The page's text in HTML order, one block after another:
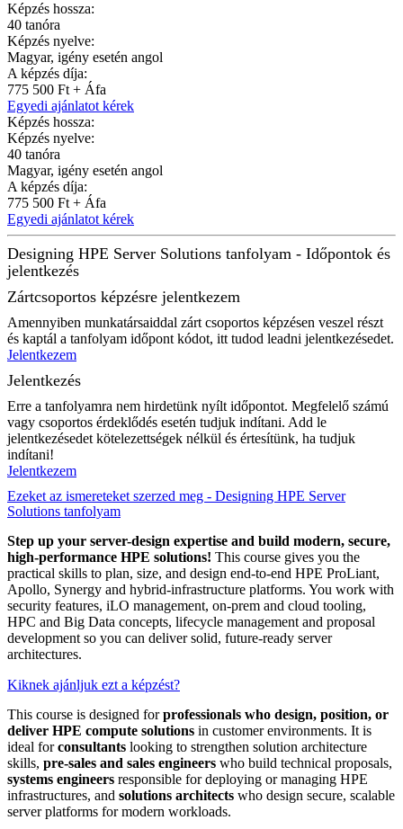
Képzés hossza:
40 tanóra
Képzés nyelve:
Magyar, igény esetén angol
A képzés díja:
775 500 Ft + Áfa
Egyedi ajánlatot kérek
Képzés hossza:
Képzés nyelve:
40 tanóra
Magyar, igény esetén angol
A képzés díja:
775 500 Ft + Áfa
Egyedi ajánlatot kérek
Designing HPE Server Solutions tanfolyam - Időpontok és
jelentkezés
Zártcsoportos képzésre jelentkezem
Amennyiben munkatársaiddal zárt csoportos képzésen veszel részt
és kaptál a tanfolyam időpont kódot, itt tudod leadni jelentkezésedet.
Jelentkezem
Jelentkezés
Erre a tanfolyamra nem hirdetünk nyílt időpontot. Megfelelő számú
vagy csoportos érdeklődés esetén tudjuk indítani. Add le
jelentkezésedet kötelezettségek nélkül és értesítünk, ha tudjuk
indítani!
Jelentkezem
Ezeket az ismereteket szerzed meg - Designing HPE Server
Solutions tanfolyam
Step up your server-design expertise and build modern, secure,
high-performance HPE solutions! This course gives you the
practical skills to plan, size, and design end-to-end HPE ProLiant,
Apollo, Synergy and hybrid-infrastructure platforms. You work with
security features, iLO management, on-prem and cloud tooling,
HPC and Big Data concepts, lifecycle management and proposal
development so you can deliver solid, future-ready server
architectures.
Kiknek ajánljuk ezt a képzést?
This course is designed forprofessionals who design, position, or
deliver HPE compute solutions in customer environments. It is
ideal forconsultants looking to strengthen solution architecture
skills, pre-sales and sales engineers who build technical proposals,
systems engineers responsible for deploying or managing HPE
infrastructures, and solutions architects who design secure, scalable
server platforms for modern workloads.